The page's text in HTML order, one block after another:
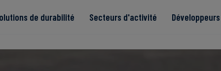
de durabilité Secteurs d'activité